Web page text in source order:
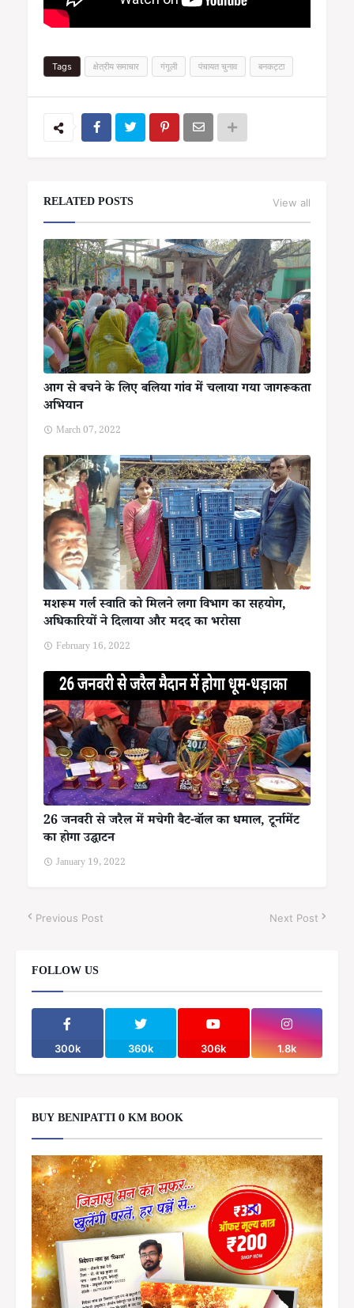
Tags क्षेत्रीय समाचार गंगूली पंचायत चुनाव बनकट्टा
RELATED POSTS View all
आग से बचने के लिए बलिया गांव में चलाया गया जागरूकता
अभियान
March 07, 2022
मशरूम गर्ल स्वाति को मिलने लगा विभाग का सहयोग,
अधिकारियों ने दिलाया और मदद का भरोसा
February 16, 2022
26 जनवरी से जरैल में मचेगी बैट-बॉल का धमाल, टूर्नामेंट
का होगा उद्घाटन
January 19, 2022
Previous Post Next Post
FOLLOW US
300k 360k 306k 1.8k
BUY BENIPATTI 0 KM BOOK